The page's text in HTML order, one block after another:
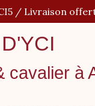
/ Livraison
cavalier à